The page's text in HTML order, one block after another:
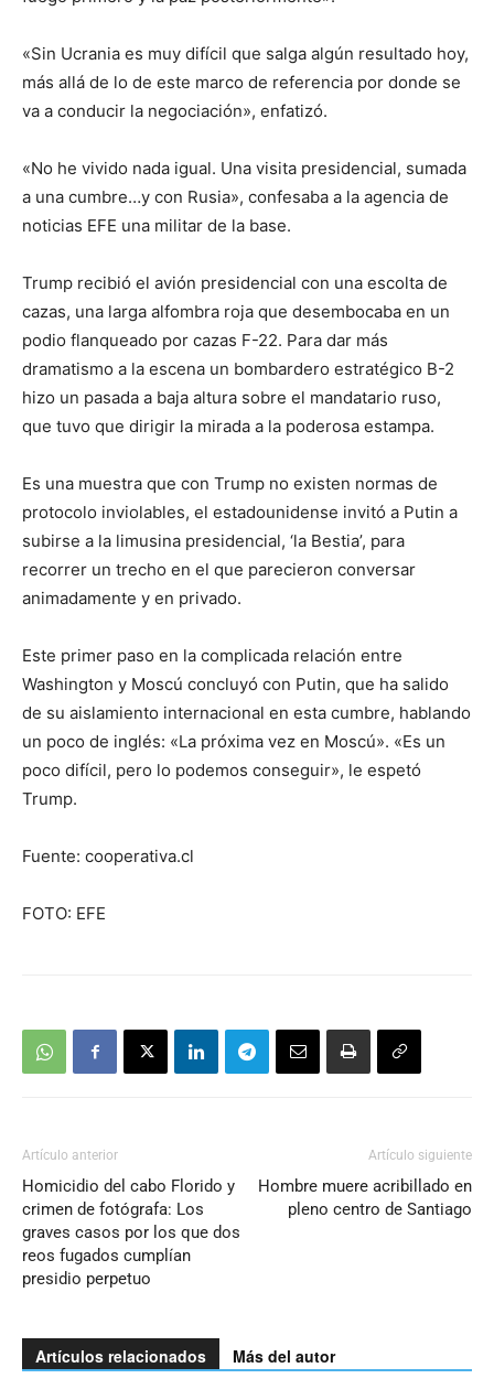
«Sin Ucrania es muy difícil que salga algún resultado hoy,
más allá de lo de este marco de referencia por donde se
va a conducir la negociación», enfatizó.
«No he vivido nada igual. Una visita presidencial, sumada
a una cumbre…y con Rusia», confesaba a la agencia de
noticias EFE una militar de la base.
Trump recibió el avión presidencial con una escolta de
cazas, una larga alfombra roja que desembocaba en un
podio flanqueado por cazas F-22. Para dar más
dramatismo a la escena un bombardero estratégico B-2
hizo un pasada a baja altura sobre el mandatario ruso,
que tuvo que dirigir la mirada a la poderosa estampa.
Es una muestra que con Trump no existen normas de
protocolo inviolables, el estadounidense invitó a Putin a
subirse a la limusina presidencial, ‘la Bestia’, para
recorrer un trecho en el que parecieron conversar
animadamente y en privado.
Este primer paso en la complicada relación entre
Washington y Moscú concluyó con Putin, que ha salido
de su aislamiento internacional en esta cumbre, hablando
un poco de inglés: «La próxima vez en Moscú». «Es un
poco difícil, pero lo podemos conseguir», le espetó
Trump.
Fuente: cooperativa.cl
FOTO: EFE
Artículo anterior
Homicidio del cabo Florido y
crimen de fotógrafa: Los
graves casos por los que dos
reos fugados cumplían
presidio perpetuo
Artículo siguiente
Hombre muere acribillado en
pleno centro de Santiago
Artículos relacionados Más del autor